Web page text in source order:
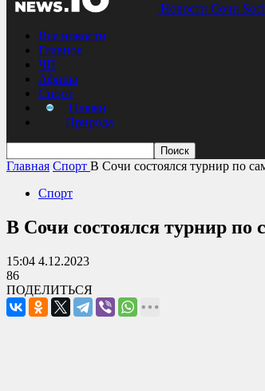
Новости Сочи
Все новости
Главное
ЧП
Афиша
Спорт
Пляжи
Природа
Главная Спорт В Сочи состоялся турнир по
Спорт
В Сочи состоялся турнир по
15:04 4.12.2023
86
ПОДЕЛИТЬСЯ